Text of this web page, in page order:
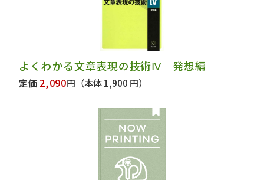
よくわかる文章表現の技術Ⅳ 発想編
定価 2,090円 （本体 1,900 円）